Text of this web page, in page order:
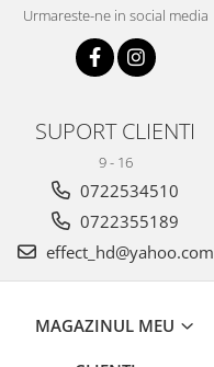
Urmareste-ne in social media
SUPORT CLIENTI
9 - 16
0722534510
0722355189
effect_hd@yahoo.com
MAGAZINUL MEU